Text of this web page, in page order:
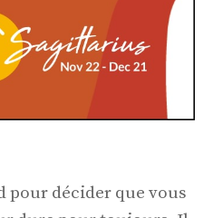
pour décider que vous